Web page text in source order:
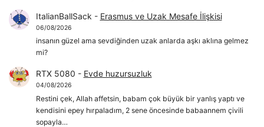
ItalianBallSack - Erasmus ve Uzak Mesafe İlişkisi
06/08/2026
insanın güzel ama sevdiğinden uzak anlarda aşkı aklına gelmez
mi?
RTX 5080 - Evde huzursuzluk
04/08/2026
Restini çek, Allah affetsin, babam çok büyük bir yanlış yaptı ve
kendisini epey hırpaladım, 2 sene öncesinde babaannem çivili
sopayla…